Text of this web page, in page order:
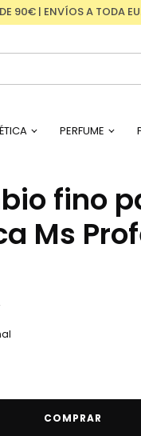
90€ | ENVÍOS A TODA
PERFUME
fino
Ms
COMPRAR